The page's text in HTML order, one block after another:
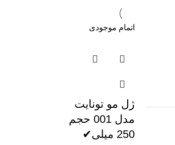
اتمام موجودی
ژل مو تونایت
مدل 001 حجم
250 میلی✔